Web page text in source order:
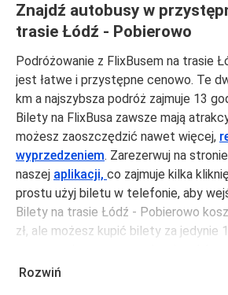
Znajdź autobusy w
trasie Łódź - Pobierowo
Podróżowanie z FlixBusem na trasie
jest łatwe i przystępne cenowo. Te
km a najszybsza podróż zajmuje 13
Bilety na FlixBusa zawsze mają
możesz zaoszczędzić nawet więcej,
wyprzedzeniem. Zarezerwuj na
naszej aplikacji, co zajmuje kilka
prostu użyj biletu w telefonie, aby
Bilety na trasie Łódź - Pobierowo
zł, ale możesz kupić bilety za jedynie
unikając weekendów i świąt. Aby podróżować szybko,
Rozwiń